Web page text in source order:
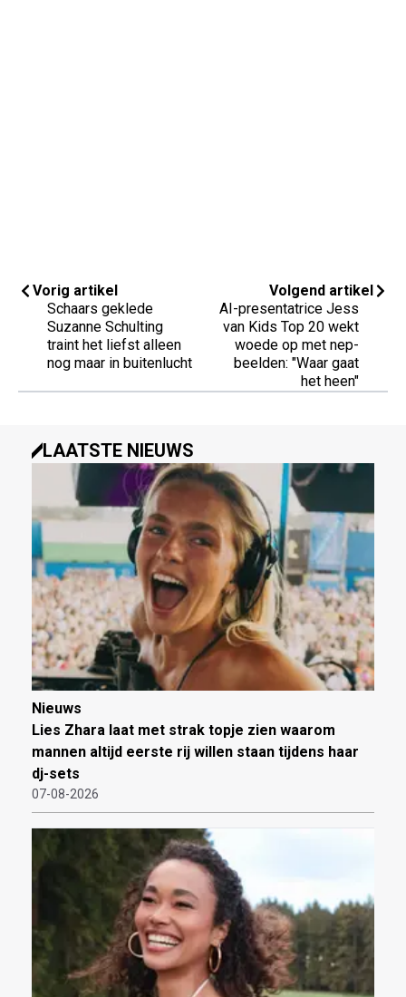
Vorig artikel
Schaars geklede
Suzanne Schulting
traint het liefst alleen
nog maar in buitenlucht
Volgend artikel
AI-presentatrice Jess
van Kids Top 20 wekt
woede op met nep-
beelden: "Waar gaat
het heen"
LAATSTE NIEUWS
Nieuws
Lies Zhara laat met strak topje zien waarom
mannen altijd eerste rij willen staan tijdens haar
dj-sets
07-08-2026